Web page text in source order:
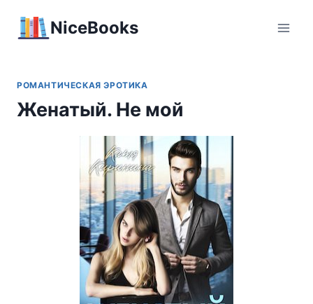
NiceBooks
РОМАНТИЧЕСКАЯ ЭРОТИКА
Женатый. Не мой